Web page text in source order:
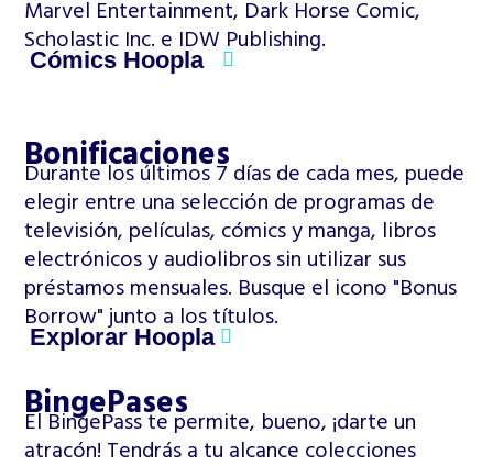
Marvel Entertainment, Dark Horse Comic,
Scholastic Inc. e IDW Publishing.
Cómics Hoopla
Bonificaciones
Durante los últimos 7 días de cada mes, puede
elegir entre una selección de programas de
televisión, películas, cómics y manga, libros
electrónicos y audiolibros sin utilizar sus
préstamos mensuales. Busque el icono "Bonus
Borrow" junto a los títulos.
Explorar Hoopla
BingePases
El BingePass te permite, bueno, ¡darte un
atracón! Tendrás a tu alcance colecciones